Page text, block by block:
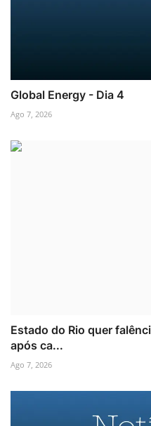
Global Energy - Dia 4
Ago 7, 2026
Estado do Rio quer
após ca...
Ago 7, 2026